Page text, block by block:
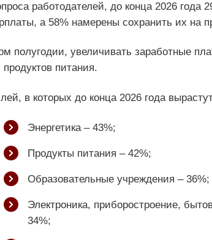
работодателей, до конца 2026 года
а 58% намерены сохранить их на
полугодии, увеличивать заработные
продуктов питания.
в которых до конца 2026 года
Энергетика – 43%;
Продукты питания – 42%;
Образовательные учреждения – 36%;
Электроника, приборостроение,
34%;